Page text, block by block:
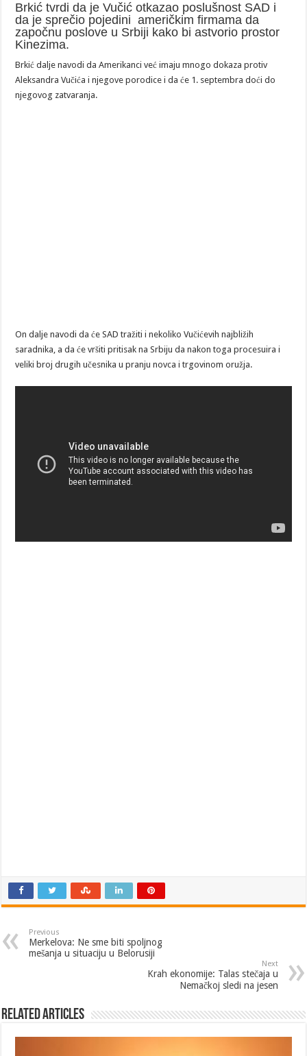
Brkić tvrdi da je Vučić otkazao poslušnost SAD i
da je sprečio pojedini američkim firmama da
započnu poslove u Srbiji kako bi astvorio prostor
Kinezima.
Brkić dalje navodi da Amerikanci već imaju mnogo dokaza protiv
Aleksandra Vučića i njegove porodice i da će 1. septembra doći do
njegovog zatvaranja.
On dalje navodi da će SAD tražiti i nekoliko Vučićevih najbližih
saradnika, a da će vršiti pritisak na Srbiju da nakon toga procesuira i
veliki broj drugih učesnika u pranju novca i trgovinom oružja.
Previous
Merkelova: Ne sme biti spoljnog
mešanja u situaciju u Belorusiji
Next
Krah ekonomije: Talas stečaja u
Nemačkoj sledi na jesen
Related Articles